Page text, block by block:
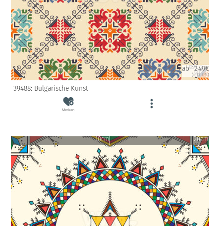
ab 12.49€
(inkl. USt)
39488: Bulgarische Kunst
Merken
10cm 20cm